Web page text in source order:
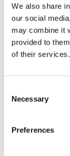
We also share
our social
may combine it
provided to
of their services.
Selection
Necessary
Preferences